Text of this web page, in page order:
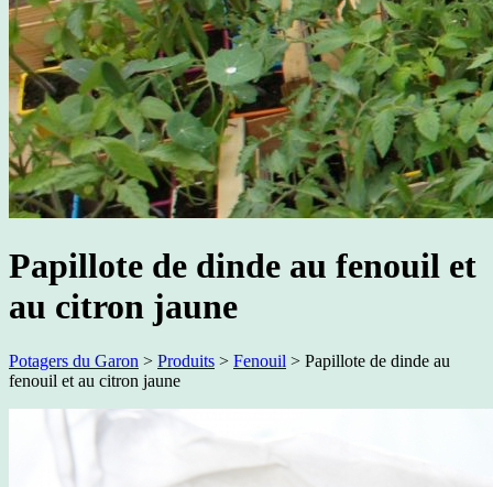
Papillote de dinde au fenouil et
au citron jaune
Potagers du Garon > Produits > Fenouil > Papillote de dinde au
fenouil et au citron jaune